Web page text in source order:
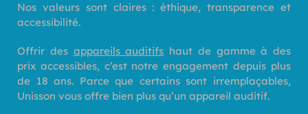
Nos valeurs sont claires : éthique, transparence et
accessibilité.
Offrir des appareils auditifs haut de gamme à des
prix accessibles, c’est notre engagement depuis plus
de 18 ans. Parce que certains sont irremplaçables,
Unisson vous offre bien plus qu’un appareil auditif.